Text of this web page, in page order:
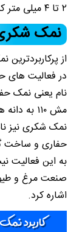
۲ تا ۴ میلی متر کد ۱۸
نمک‌
از
در فعالیت های
نام یعنی نمک
مش ۱۱۰
نمک شکری نیز
حفاری و ساخت
به این فعالیت
صنعت مرغ و
اشاره کرد.